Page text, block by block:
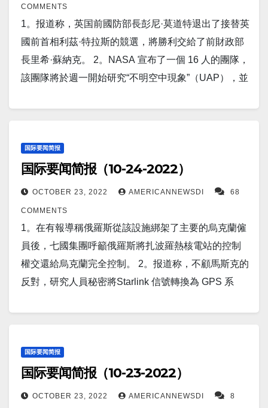
可能會保持正統經濟學，但會轉向对美國的外交政策
敌意。 14。中國褐皮書國際首席執行官、貨運節的未
來主題演講者 Leland Miller 在接受 FreightWaves 首席
執行官Craig Fuller 採訪時称，即使中国取消其“零疫
到疫情之前的水平。 15。SpaceX 已經為美國太空部
第四次發射，該運載火箭於 2018 年首飛。今天的發射
也標誌著 SpaceX 在2022 年的第 50 次發射。 16。美
数123人。 康州新增新冠感染156人，新增死0人 17。
世界疫情 昨日印度新增新冠患者1,046人. 日本新增
22,341人； 中国新增7,638人。 俄罗斯昨日新增新冠
患者5,721人。 以下为华人服务广告区： 衷心感谢大
家的支持！ 顾震帝 2022年11月2日。
表面上預定的直布羅陀停留視為針對俄羅斯等潛在對
手的信息。 10。报道称，世界上最大的活火山，夏威
夷莫納羅亞火山在數十次地震后，仍處於“高度動蕩的
狀態” 11。俄羅斯外交部長謝爾蓋·拉夫羅夫表示，只
要西方滿足某些條件，克里姆林宮就可以準備談判結
宮認為這是對其安全利益的威脅。 12。中國國家航天
局宣布其“夢天”模塊在經過 13 小時的航程後抵達近地
軌道。 夢天號是由專門用於將天宮模塊送入太空的長
可能會保持正統經濟學，但會轉向对美國的外交政策
敌意。 14。中國褐皮書國際首席執行官、貨運節的未
來主題演講者 Leland Miller 在接受 FreightWaves 首席
執行官Craig Fuller 採訪時称，即使中国取消其“零疫
到疫情之前的水平。 15。SpaceX 已經為美國太空部
第四次發射，該運載火箭於 2018 年首飛。今天的發射
也標誌著 SpaceX 在2022 年的第 50 次發射。 16。美
数123人。 康州新增新冠感染156人，新增死0人 17。
因“MYC”並安全有效地抑制其活性的藥物。研究小組在
西班牙巴塞羅那舉行的第 34 屆 EORTC-NCI-AACR 分
子靶點和癌症治療研討會上展示了他們的發現。 8。根
據敘利亞反對派網站的報告，德黑蘭的伊斯蘭革命衛
隊 (IRGC) 向其在敘利亞的代理人發送了大量伊朗無人
10。部署在北約前線的美國高級軍官警告說，如果接
到要求，他們準備加入與俄羅斯的戰鬥，但俄羅斯駐
美國大使告訴新聞周刊，這樣的舉動將帶來災難性的
後果。 11。路透墨爾本10月26日 - 油價週三早盤下
跌，因美元走強，且行業數據顯示美國原油庫存增幅
超過預期，这加劇了對全球經濟衰退將削減需求的擔
憂。 12 月布倫特原油期貨下跌 1.17 美元，或 1.3%，
至每桶92.35 美元。 12。英國國防部估計，
烏克蘭損失的直升機總數的近一半”。 戰前，俄羅斯空
軍的總機隊大約有 120 架Ka-52，因此總機隊的損失仍
然很大。 13。溫哥華，不列顛哥倫比亞省 -- 加拿大最
員工離開公司。英國《金融時報》援引與該公司關係
密切的四名人士的話報導稱，數量不詳的美國公民和
綠卡持有者正被迫離開長江存儲。 5。美國地質局表
示，週二晚間菲律賓北部發生 6.4 級地震，當地官員警
家 Charm Villamil 在地震發生後告訴記者，地震發生
家們發現 COVID 疫苗的副作用與對获得更高免疫反應
之間存在聯繫。一項新的科學研究表明，在接
頭，其表明疫苗获得了更高的免疫反應。 7。基輔（路
透社） - 如果俄羅斯炸毀巨大的Kakhovka 大壩，俄羅
斯將使烏克蘭軍隊在南部的推進速度僅延遲兩週，但
此舉將淹沒莫斯科佔領的領土，並失去其吞併克里米
亞的重要水道，基輔軍事間諜称。 8。華盛頓——雷神
科技公司首席執行官週二表示，該公司已向美國政府
[即將]安裝，”首席執行官格雷格海耶斯
在 CNBC 的“Squawk on the Street”中說道。 9。俄羅
斯貨運飛船離開空間站，在重新進入地球大氣層時燃
COMMENTS
1。报道称，英国前國防部長彭尼·莫道特退出了接替英
國前首相利茲·特拉斯的競選，將勝利交給了前財政部
長里希·蘇納克。 2。NASA 宣布了一個 16 人的團隊，
該團隊將於週一開始研究“不明空中現象”（UAP），並
西部海域邊界附近，雙方的敵對朝鮮互相鳴槍示警。
韓國參謀長聯席會議在一份聲明中表示，其海軍在周
一早些時候鳴槍警告擊退一艘據稱違反海上邊界的朝
跌 20%。追踪納斯達克高盛中國指數的景順金龍中國
ETF暴跌20%，創下52週新低。 該指數包含 65 家公
司，其普通股在美國公開交易，其中大部分業務在中
国境內開展。科技巨頭阿里巴巴下跌超過 19%，騰訊
透倫敦10月24日 - 油價週一持穩，此前中國數據顯示
市上漲標誌著全球經濟衰退擔憂的短暫緩解。 6。耶路
撒冷，10 月 24 日（路透社）——烏克蘭總統澤連斯
以色列提供防空系統。 7。一項調查顯示，在過去四年
国际要闻简报
国际要闻简报（10-24-2022）
OCTOBER 23, 2022 AMERICANNEWSDI 68
COMMENTS
1。在有報導稱俄羅斯從該設施綁架了主要的烏克蘭僱
員後，七國集團呼籲俄羅斯將扎波羅熱核電站的控制
權交還給烏克蘭完全控制。 2。报道称，不顧馬斯克的
反對，研究人員秘密將Starlink 信號轉換為 GPS 系
制措施。 在最壞的情況下，這可能意味著直接入侵是
一種潛在的選擇。 不用說，緊張局勢因此而加劇。
4。週四，白宮透露其認為“伊朗派出軍事專家協助俄羅
国际要闻简报
国际要闻简报（10-23-2022）
OCTOBER 23, 2022 AMERICANNEWSDI 8